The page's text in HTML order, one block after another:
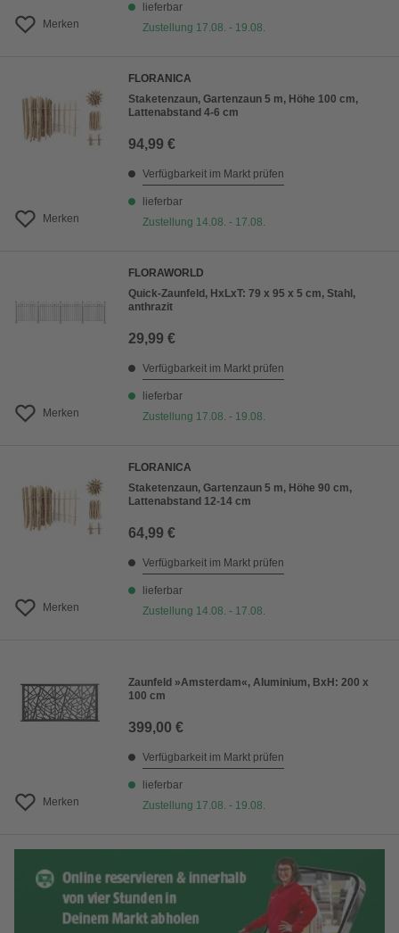
Merken
lieferbar
Zustellung 17.08. - 19.08.
Merken
FLORANICA
Staketenzaun, Gartenzaun 5 m, Höhe 100 cm,
Lattenabstand 4-6 cm
94,99 €
Verfügbarkeit im Markt prüfen
lieferbar
Zustellung 14.08. - 17.08.
Merken
FLORAWORLD
Quick-Zaunfeld, HxLxT: 79 x 95 x 5 cm, Stahl,
anthrazit
29,99 €
Verfügbarkeit im Markt prüfen
lieferbar
Zustellung 17.08. - 19.08.
Merken
FLORANICA
Staketenzaun, Gartenzaun 5 m, Höhe 90 cm,
Lattenabstand 12-14 cm
64,99 €
Verfügbarkeit im Markt prüfen
lieferbar
Zustellung 14.08. - 17.08.
Merken
Zaunfeld »Amsterdam«, Aluminium, BxH: 200 x
100 cm
399,00 €
Verfügbarkeit im Markt prüfen
lieferbar
Zustellung 17.08. - 19.08.